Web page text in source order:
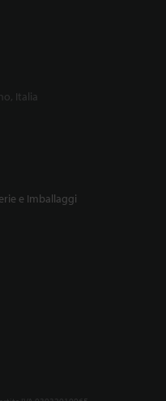
Italia
e Imballaggi